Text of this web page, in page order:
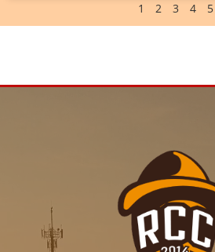
1 2 3 4 5